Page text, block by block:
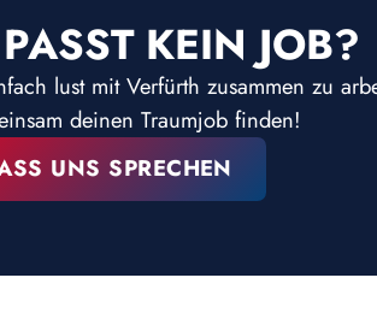
KEIN JOB?
lust mit Verfürth zusammen zu
deinen Traumjob finden!
UNS SPRECHEN